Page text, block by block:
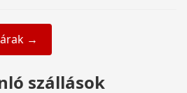
→
szállások